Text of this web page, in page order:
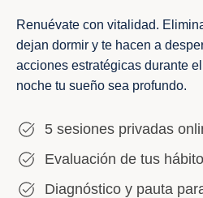
Renuévate con vitalidad.
dejan dormir y te hacen a
acciones estratégicas durante
noche tu sueño sea profundo.
5 sesiones privadas
Evaluación de tus
Diagnóstico y pauta